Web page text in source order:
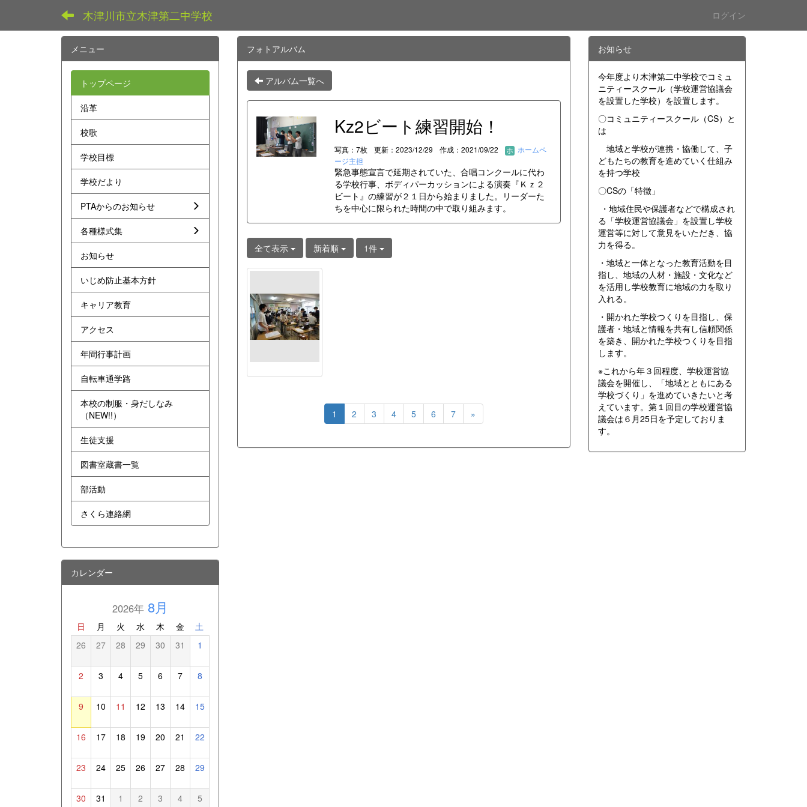
木津川市立木津第二中学校 ログイン
フォトアルバム
アルバム一覧へ
Kz2ビート練習開始！
写真：7枚 更新：2023/12/29 作成：2021/09/22
ホームペ
ージ主担
緊急事態宣言で延期されていた、合唱コンクールに代わ
る学校行事、ボディパーカッションによる演奏『Ｋｚ２
ビート』の練習が２１日から始まりました。リーダーた
ちを中心に限られた時間の中で取り組みます。
全て表示 新着順 1件
1 2 3 4 5 6 7 »
メニュー
トップページ
沿革
校歌
学校目標
学校だより
PTAからのお知らせ
各種様式集
お知らせ
いじめ防止基本方針
キャリア教育
アクセス
年間行事計画
自転車通学路
本校の制服・身だしなみ
（NEW!!）
生徒支援
図書室蔵書一覧
部活動
さくら連絡網
カレンダー
2026年8月
日 月 火 水 木 金 土
26 27 28 29 30 31 1
2 3 4 5 6 7 8
9 10 11 12 13 14 15
16 17 18 19 20 21 22
23 24 25 26 27 28 29
30 31 1 2 3 4 5
お知らせ
今年度より木津第二中学校でコミュ
ニティースクール（学校運営協議会
を設置した学校）を設置します。
〇コミュニティースクール（CS）と
は
地域と学校が連携・協働して、子
どもたちの教育を進めていく仕組み
を持つ学校
〇CSの「特徴」
・地域住民や保護者などで構成され
る「学校運営協議会」を設置し学校
運営等に対して意見をいただき、協
力を得る。
・地域と一体となった教育活動を目
指し、地域の人材・施設・文化など
を活用し学校教育に地域の力を取り
入れる。
・開かれた学校つくりを目指し、保
護者・地域と情報を共有し信頼関係
を築き、開かれた学校つくりを目指
します。
※これから年３回程度、学校運営協
議会を開催し、「地域とともにある
学校づくり」を進めていきたいと考
えています。第１回目の学校運営協
議会は６月25日を予定しておりま
す。